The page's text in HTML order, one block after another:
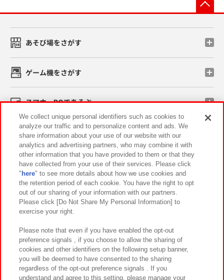
あそび場をさがす
ゲーム機をさがす
スマホ・PCであそぶ
イベント・キャンペーン
関連会社 サステナビリティ サイトポリシー
プライバシーポリシー ウェブアクセシビリティ方針と検証結果
お取引先さまとともに
カスタマーハラスメント対応方針 よくあるご質問・お問い合わせ
We collect unique personal identifiers such as cookies to
analyze our traffic and to personalize content and ads. We
share information about your use of our website with our
analytics and advertising partners, who may combine it with
other information that you have provided to them or that they
have collected from your use of their services. Please click
" here" to see more details about how we use cookies and
the retention period of each cookie. You have the right to opt
out of our sharing of your information with our partners.
Please click [Do Not Share My Personal Information] to
exercise your right.
Please note that even if you have enabled the opt-out
preference signals , if you choose to allow the sharing of
cookies and other identifiers on the following setup banner,
you will be deemed to have consented to the sharing
regardless of the opt-out preference signals . If you
understand and agree to this setting, please manage your